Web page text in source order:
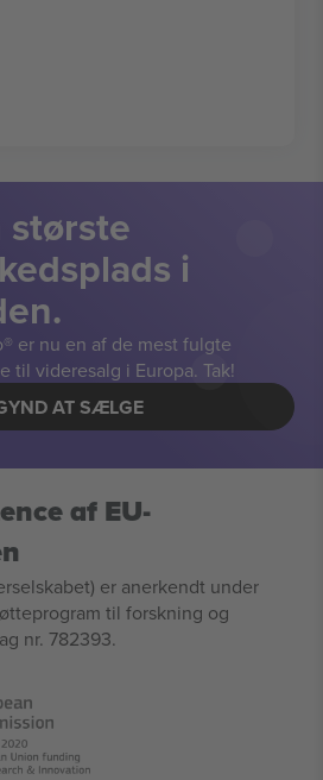
største
i
er nu en af de mest fulgte
til videresalg i Europa. Tak!
AT SÆLGE
af EU-
er anerkendt under
til forskning og
nr. 782393.